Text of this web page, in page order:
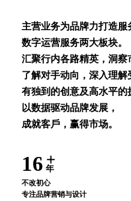
主营业务为品牌⼒打造服
数字运营服务两⼤板块。
汇聚⾏内各路精英，洞察
了解对⼿动向，深⼊理解
有独到的创意及⾼⽔平的
以数据驱动品牌发展，
成就客⼾，赢得市场。
16 年
不改初⼼
专注品牌营销与设计